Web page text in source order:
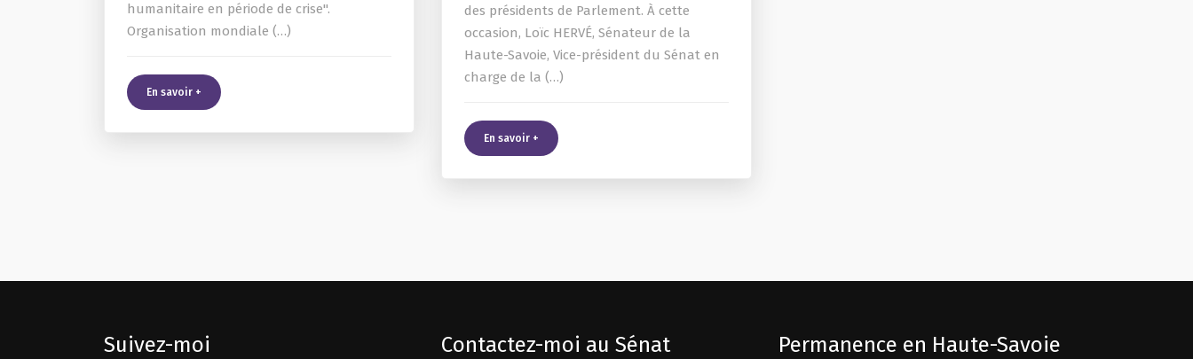
humanitaire en période de crise".
Organisation mondiale (…)
En savoir +
des présidents de Parlement. À cette
occasion, Loïc HERVÉ, Sénateur de la
Haute-Savoie, Vice-président du Sénat en
charge de la (…)
En savoir +
Suivez-moi Contactez-moi au Sénat Permanence en Haute-Savoie